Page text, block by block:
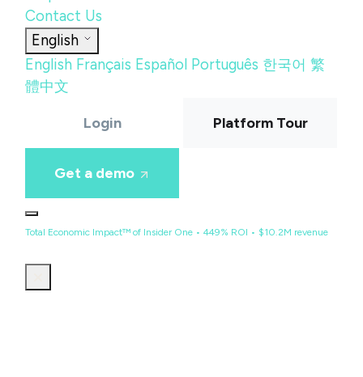
Contact Us
English
English Français Español Português 한국어 繁
體中文
Login Platform Tour
Get a demo
Total Economic Impact™ of Insider One • 449% ROI • $10.2M revenue